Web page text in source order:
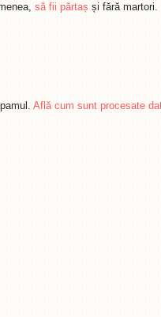
să fii părtaș și fără martori.
Află cum sunt procesate